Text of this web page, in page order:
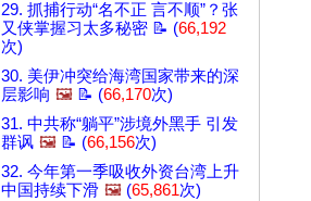
29. 抓捕行动“名不正 言不顺”？张
又侠掌握习太多秘密 📝 (66,192
次)
30. 美伊冲突给海湾国家带来的深
层影响 🖼️ 📝 (66,170次)
31. 中共称“躺平”涉境外黑手 引发
群讽 🖼️ 📝 (66,156次)
32. 今年第一季吸收外资台湾上升
中国持续下滑 🖼️ (65,861次)